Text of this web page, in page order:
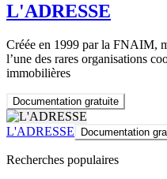
L'ADRESSE
Créée en 1999 par la FNAIM,
l’une des rares organisations
immobilières
Documentation gratuite
L'ADRESSE Documentation
Recherches populaires